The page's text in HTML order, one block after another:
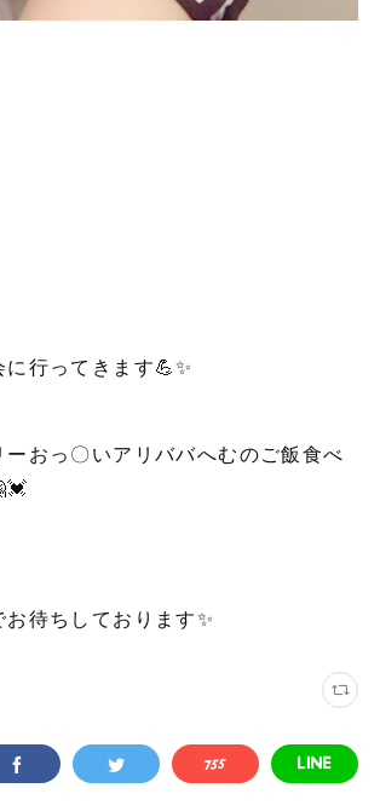
行ってきます💪✨
ーおっ〇いアリババへむのご飯食べ
待ちしております✨